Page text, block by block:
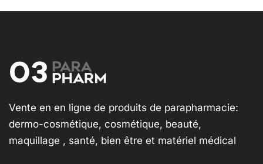
Vente en en ligne de produits de parapharmacie:
dermo-cosmétique, cosmétique, beauté,
maquillage , santé, bien être et matériel médical